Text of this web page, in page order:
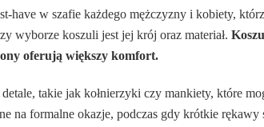
have w szafie każdego mężczyzny i kobiety,
wyborze koszuli jest jej krój oraz materiał.
oferują większy komfort.
takie jak kołnierzyki czy mankiety, które
na formalne okazje, podczas gdy krótkie